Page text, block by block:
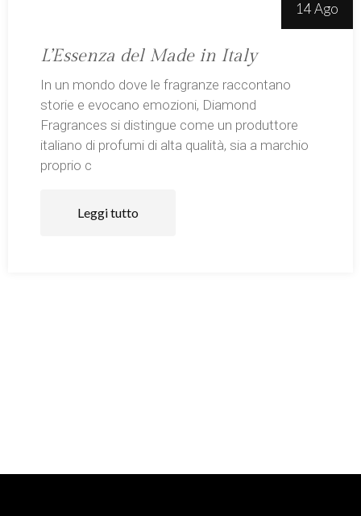
14 Ago
L’Essenza del Made in Italy
In un mondo dove le fragranze raccontano
storie e evocano emozioni, Diamond
Fragrances si distingue come un produttore
italiano di profumi di alta qualità, sia a marchio
proprio c
Leggi tutto